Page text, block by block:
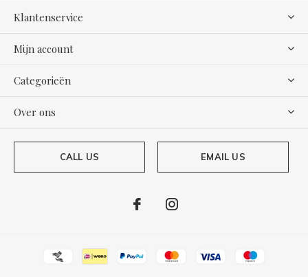
Klantenservice
Mijn account
Categorieën
Over ons
CALL US EMAIL US